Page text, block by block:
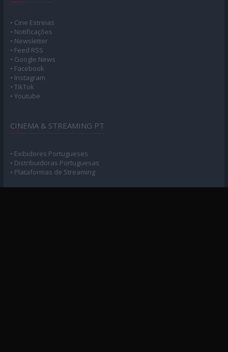
• Cine Estreias
• Notificações
• Newsletter
• Feed RSS
• Google News
• Facebook
• Instagram
• TikTok
• Youtube
CINEMA & STREAMING PT
• Exibidores Portugueses
• Distribuidoras Portuguesas
• Plataformas de Streaming